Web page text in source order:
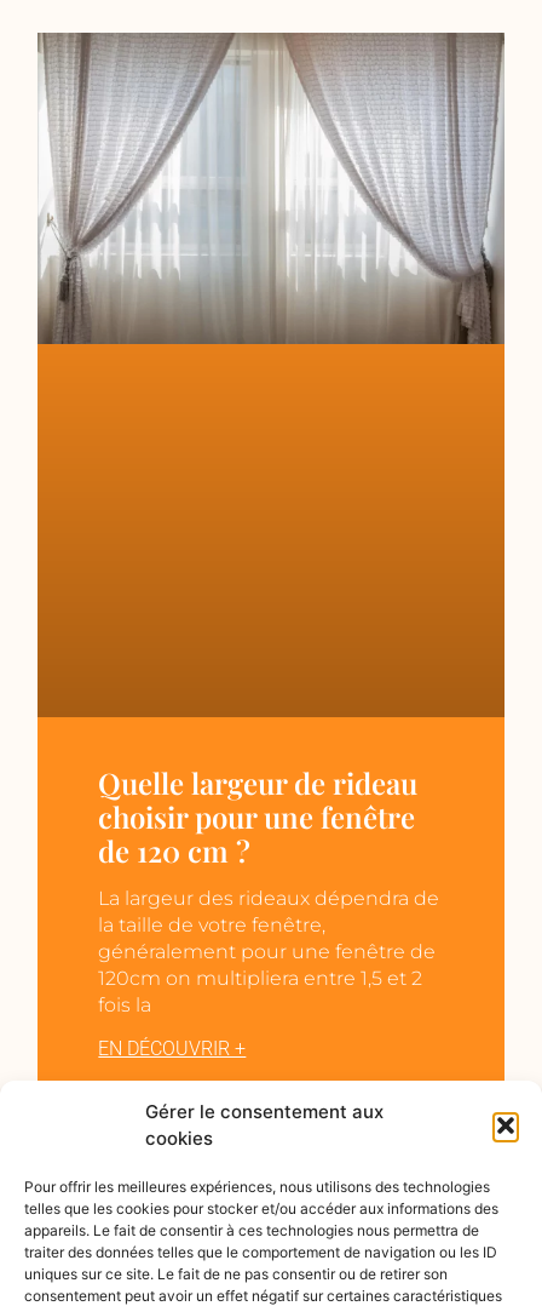
Gérer le consentement aux
cookies
Pour offrir les meilleures expériences, nous utilisons des technologies
telles que les cookies pour stocker et/ou accéder aux informations des
appareils. Le fait de consentir à ces technologies nous permettra de
traiter des données telles que le comportement de navigation ou les ID
uniques sur ce site. Le fait de ne pas consentir ou de retirer son
consentement peut avoir un effet négatif sur certaines caractéristiques
Quelle largeur de rideau
choisir pour une fenêtre
de 120 cm ?
La largeur des rideaux dépendra de
la taille de votre fenêtre,
généralement pour une fenêtre de
120cm on multipliera entre 1,5 et 2
fois la
EN DÉCOUVRIR +